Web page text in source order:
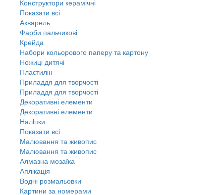
Конструктори керамічні
Показати всі
Акварель
Фарби пальчикові
Крейда
Набори кольорового паперу та картону
Ножиці дитячі
Пластилін
Приладдя для творчості
Приладдя для творчості
Декоративні елементи
Декоративні елементи
Налiпки
Показати всі
Малювання та живопис
Малювання та живопис
Алмазна мозаїка
Аплікація
Водні розмальовки
Картини за номерами